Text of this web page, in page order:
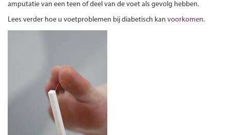
amputatie van een teen of deel van de voet als gevolg hebben.
Lees verder hoe u voetproblemen bij diabetisch kan voorkomen.